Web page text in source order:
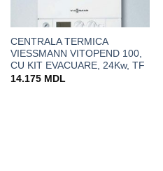
CENTRALA TERMICA
VIESSMANN VITOPEND 100,
CU KIT EVACUARE, 24Kw, TF
14.175 MDL